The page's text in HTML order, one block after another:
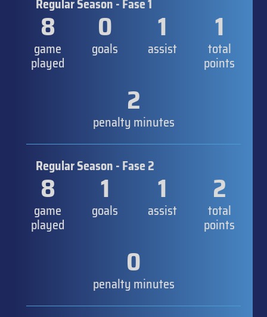
Regular Season - Fase 1
8
game
played
0
goals
1
assist
1
total
points
2
penalty minutes
Regular Season - Fase 2
8
game
played
1
goals
1
assist
2
total
points
0
penalty minutes